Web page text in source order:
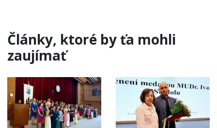
Články, ktoré by ťa mohli
zaujímať